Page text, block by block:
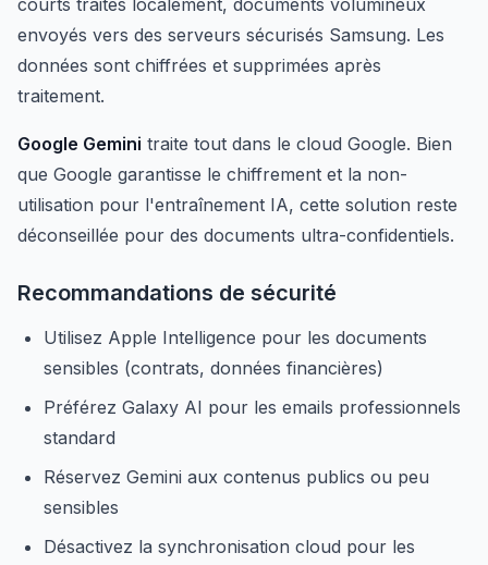
courts traités localement, documents volumineux
envoyés vers des serveurs sécurisés Samsung. Les
données sont chiffrées et supprimées après
traitement.
Google Gemini traite tout dans le cloud Google. Bien
que Google garantisse le chiffrement et la non-
utilisation pour l'entraînement IA, cette solution reste
déconseillée pour des documents ultra-confidentiels.
Recommandations de sécurité
Utilisez Apple Intelligence pour les documents
sensibles (contrats, données financières)
Préférez Galaxy AI pour les emails professionnels
standard
Réservez Gemini aux contenus publics ou peu
sensibles
Désactivez la synchronisation cloud pour les